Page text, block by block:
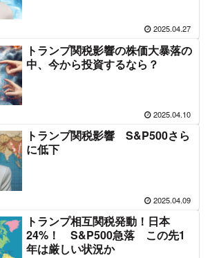
2025.04.27
トランプ関税影響の株価大暴落の
中、今から投資するなら？
2025.04.10
トランプ関税影響 S&P500さら
に低下
2025.04.09
トランプ相互関税発動！日本
24%！ S&P500急落 この先1
年は厳しい状況か